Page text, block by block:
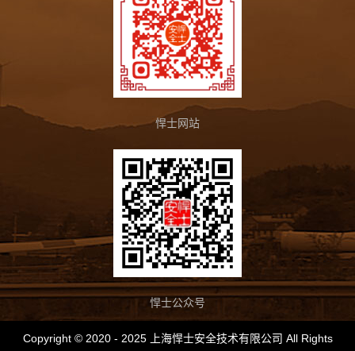
悍士网站
悍士公众号
Copyright © 2020 - 2025 上海悍士安全技术有限公司 All Rights